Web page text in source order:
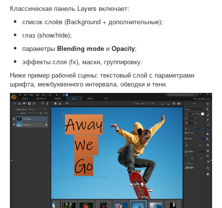
Классическая панель Layers включает:
список слоёв (Background + дополнительные);
глаз (show/hide);
параметры Blending mode и Opacity;
эффекты слоя (fx), маски, группировку.
Ниже пример рабочей сцены: текстовый слой с параметрами
шрифта, межбуквенного интервала, обводки и тени.